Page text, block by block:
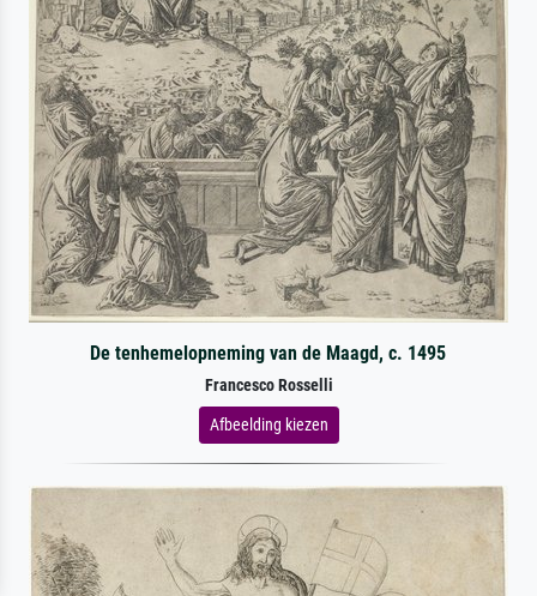
De tenhemelopneming van de Maagd, c. 1495
Francesco Rosselli
Afbeelding kiezen